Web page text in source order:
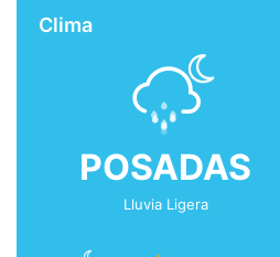
Clima
POSADAS
Lluvia Ligera